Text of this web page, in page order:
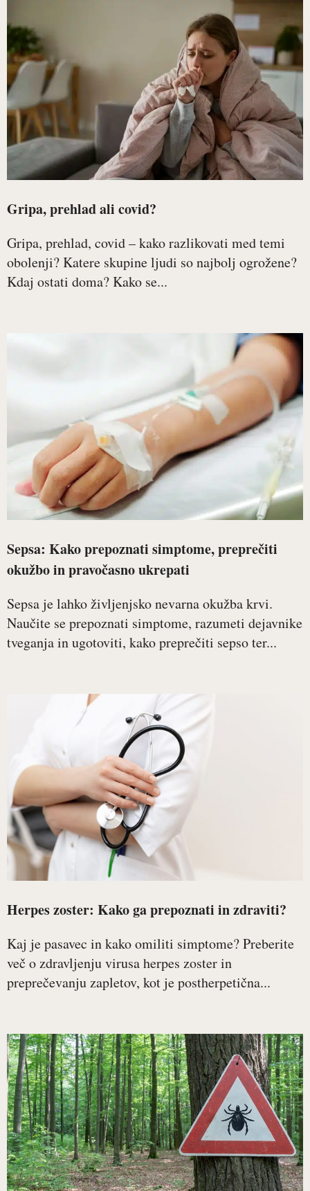
Gripa, prehlad ali covid?
Gripa, prehlad, covid – kako razlikovati med temi
obolenji? Katere skupine ljudi so najbolj ogrožene?
Kdaj ostati doma? Kako se...
Sepsa: Kako prepoznati simptome, preprečiti
okužbo in pravočasno ukrepati
Sepsa je lahko življenjsko nevarna okužba krvi.
Naučite se prepoznati simptome, razumeti dejavnike
tveganja in ugotoviti, kako preprečiti sepso ter...
Herpes zoster: Kako ga prepoznati in zdraviti?
Kaj je pasavec in kako omiliti simptome? Preberite
več o zdravljenju virusa herpes zoster in
preprečevanju zapletov, kot je postherpetična...